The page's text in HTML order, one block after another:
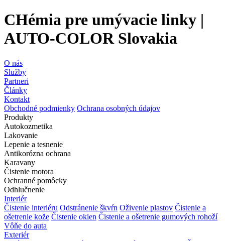
CHémia pre umývacie linky |
AUTO-COLOR Slovakia
O nás
Služby
Partneri
Články
Kontakt
Obchodné podmienky Ochrana osobných údajov
Produkty
Autokozmetika
Lakovanie
Lepenie a tesnenie
Antikorózna ochrana
Karavany
Čistenie motora
Ochranné pomôcky
Odhlučnenie
Interiér
Čistenie interiéru Odstránenie škvŕn Oživenie plastov Čistenie a
ošetrenie kože Čistenie okien Čistenie a ošetrenie gumových rohoží
Vôňe do auta
Exteriér